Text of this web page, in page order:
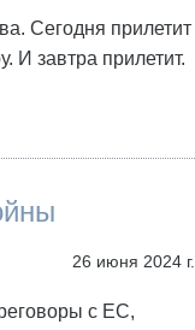
Сегодня прилетит
И завтра прилетит.
26 июня 2024 г.
с ЕС,